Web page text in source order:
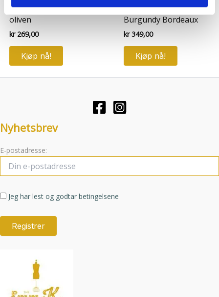
eller som de har samlet inn gjennom din bruk av
tjenestene deres.
Edith lace tights mørk
oliven
kr269,00
Kjøp nå!
French Beret –
Burgundy Bordeaux
kr349,00
Kjøp nå!
Nyhetsbrev
E-postadresse:
Jeg har lest og godtar betingelsene